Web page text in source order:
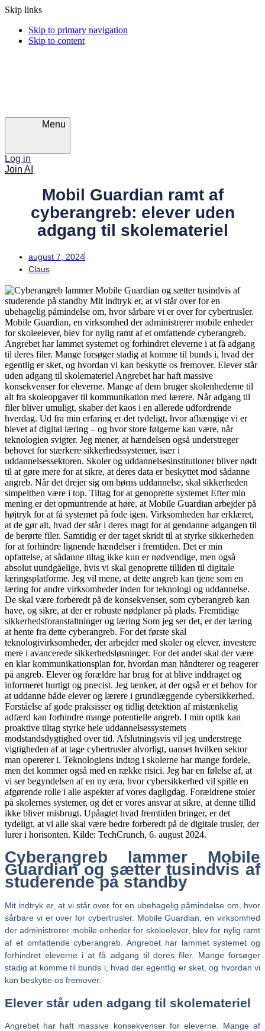
Skip links
Skip to primary navigation
Skip to content
Menu
Log in
Join AI
Mobil Guardian ramt af
cyberangreb: elever uden
adgang til skolemateriel
august 7, 2024
Claus
Cyberangreb lammer Mobile
Guardian og sætter tusindvis af
studerende på standby
Mit indtryk er, at vi står over for en ubehagelig påmindelse om, hvor
sårbare vi er over for cybertrusler. Mobile Guardian, en virksomhed
der administrerer mobile enheder for skoleelever, blev for nylig ramt
af et omfattende cyberangreb. Angrebet har lammet systemet og
forhindret eleverne i at få adgang til deres filer. Mange forsøger
stadig at komme til bunds i, hvad der egentlig er sket, og hvordan vi
kan beskytte os fremover.
Elever står uden adgang til skolemateriel
Angrebet har haft massive konsekvenser for eleverne. Mange af